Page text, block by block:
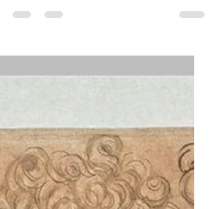
L’Aigle de saint Jean nimbé
combat entre le diablotin qui renverse
images de l'aigle nimbé qui se tient à côté…